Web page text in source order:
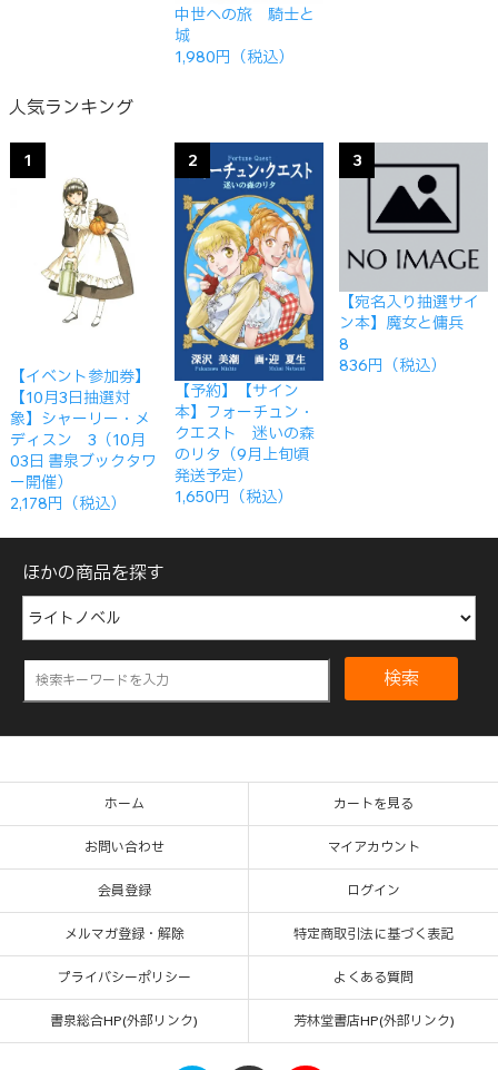
中世への旅 騎士と
城
1,980円（税込）
人気ランキング
1
【イベント参加券】
【10月3日抽選対
象】シャーリー・メ
ディスン 3（10月
03日 書泉ブックタワ
ー開催）
2,178円（税込）
2
【予約】【サイン
本】フォーチュン・
クエスト 迷いの森
のリタ（9月上旬頃
発送予定）
1,650円（税込）
3
【宛名入り抽選サイ
ン本】魔女と傭兵
8
836円（税込）
ほかの商品を探す
検索
ホーム カートを見る
お問い合わせ マイアカウント
会員登録 ログイン
メルマガ登録・解除 特定商取引法に基づく表記
プライバシーポリシー よくある質問
書泉総合HP(外部リンク) 芳林堂書店HP(外部リンク)